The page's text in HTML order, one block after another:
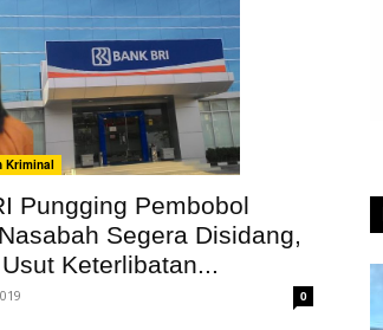
Kriminal
Pungging Pembobol
Segera Disidang,
Keterlibatan...
0